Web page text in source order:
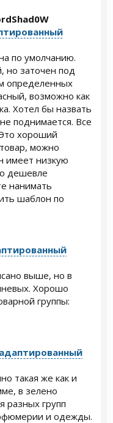
по умолчанию.
но заточен под
определенных
возможно как
Хотел бы назвать
поднимается. Все
хороший
можно
имеет низкую
дешевле
нанимать
шаблон по
выше, но в
Хорошо
группы:
такая же как и
в зелено
разных групп
и одежды.